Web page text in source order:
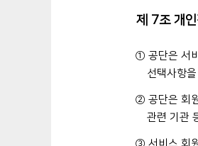
제 7조 개
① 공단은 서
선택사항
② 공단은 회
관련 기관
③ 서비스 회